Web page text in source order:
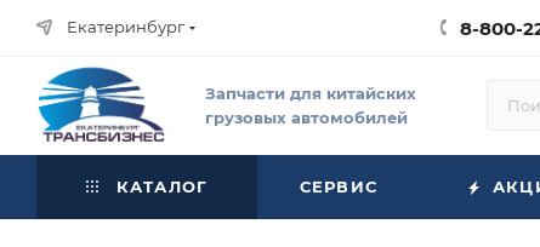
Екатеринбург 8-800-
Запчасти для китайских
грузовых автомобилей
КАТАЛОГ СЕРВИС